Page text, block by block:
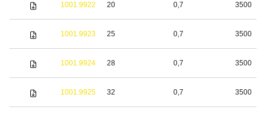
1001.9922 20 0,7 3500
1001.9923 25 0,7 3500
1001.9924 28 0,7 3500
1001.9925 32 0,7 3500